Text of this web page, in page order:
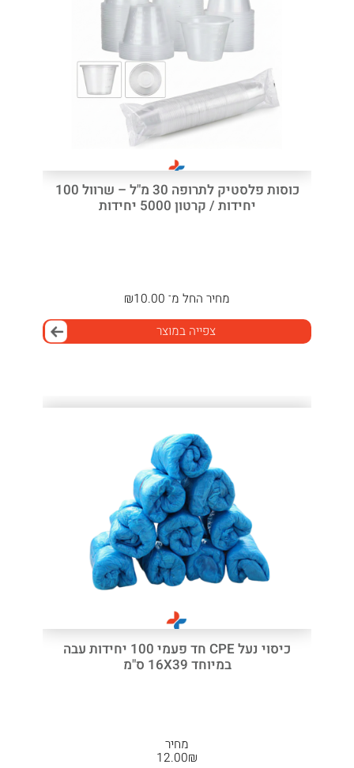
כוסות פלסטיק לתרופה 30 מ"ל – שרוול 100
יחידות / קרטון 5000 יחידות
מחיר החל מ־ ₪10.00
צפייה במוצר
כיסוי נעל CPE חד פעמי 100 יחידות עבה
במיוחד 16X39 ס"מ
מחיר
₪
12.00